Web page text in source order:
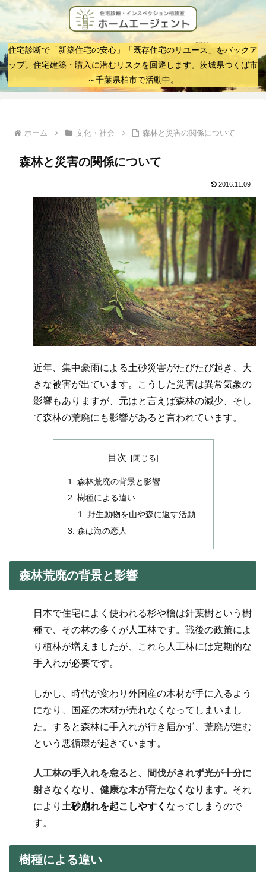
住宅診断で「新築住宅の安心」「既存住宅のリユース」をバックア
ップ。住宅建築・購入に潜むリスクを回避します。茨城県つくば市
～千葉県柏市で活動中。
ホーム 文化・社会 森林と災害の関係について
森林と災害の関係について
2016.11.09
近年、集中豪雨による土砂災害がたびたび起き、大
きな被害が出ています。こうした災害は異常気象の
影響もありますが、元はと言えば森林の減少、そし
て森林の荒廃にも影響があると言われています。
目次
森林荒廃の背景と影響
樹種による違い
野生動物を山や森に返す活動
森は海の恋人
森林荒廃の背景と影響
日本で住宅によく使われる杉や檜は針葉樹という樹
種で、その林の多くが人工林です。戦後の政策によ
り植林が増えましたが、これら人工林には定期的な
手入れが必要です。
しかし、時代が変わり外国産の木材が手に入るよう
になり、国産の木材が売れなくなってしまいまし
た。すると森林に手入れが行き届かず、荒廃が進む
という悪循環が起きています。
人工林の手入れを怠ると、間伐がされず光が十分に
射さなくなり、健康な木が育たなくなります。 それ
により 土砂崩れを起こしやすく なってしまうので
す。
樹種による違い